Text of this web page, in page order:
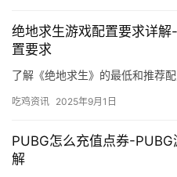
绝地求生游戏配置要求详
置要求
了解《绝地求生》的最低和推荐
吃鸡资讯 2025年9月1日
PUBG怎么充值点券-
解